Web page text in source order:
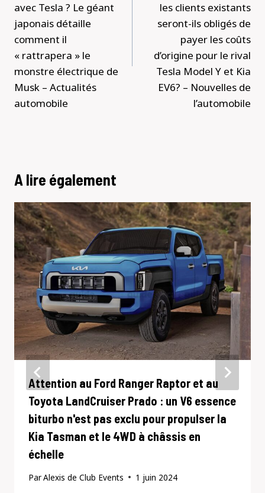
avec Tesla ? Le géant
japonais détaille
comment il
« rattrapera » le
monstre électrique de
Musk – Actualités
automobile
les clients existants
seront-ils obligés de
payer les coûts
d’origine pour le rival
Tesla Model Y et Kia
EV6? – Nouvelles de
l’automobile
A lire également
Attention au Ford Ranger Raptor et au
Toyota LandCruiser Prado : un V6 essence
biturbo n'est pas exclu pour propulser la
Kia Tasman et le 4WD à châssis en
échelle
ParAlexis de Club Events 1 juin 2024